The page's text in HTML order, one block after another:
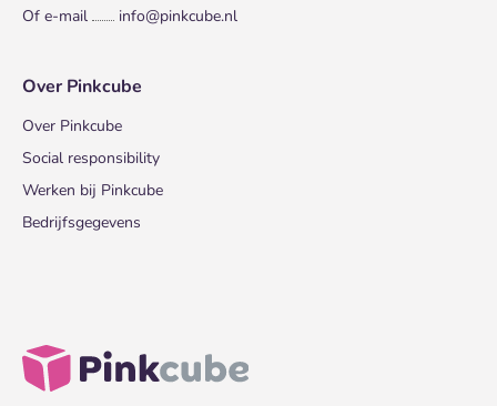
Of e-mail
info@pinkcube.nl
Over Pinkcube
Over Pinkcube
Social responsibility
Werken bij Pinkcube
Bedrijfsgegevens